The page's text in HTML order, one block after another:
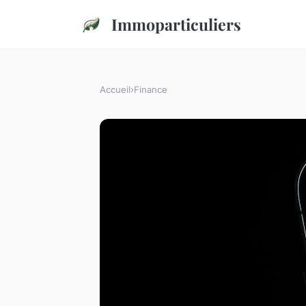
Immoparticuliers
Accueil›Finance